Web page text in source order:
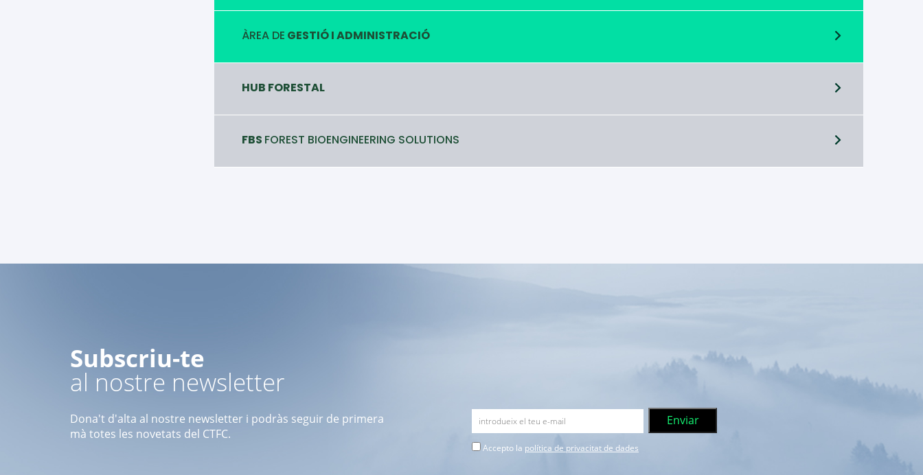
ÀREA DE GESTIÓ I ADMINISTRACIÓ
HUB FORESTAL
FBS FOREST BIOENGINEERING SOLUTIONS
Subscriu-te
al nostre newsletter
Dona't d'alta al nostre newsletter i podràs seguir de primera
mà totes les novetats del CTFC.
Accepto la política de privacitat de dades